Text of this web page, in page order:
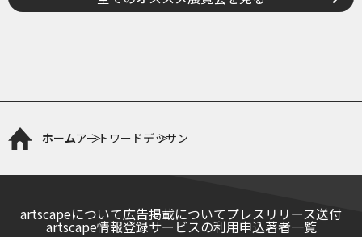
ホームアートワードデッサン
artscapeについて広告掲載についてプレスリリース送付
artscape情報登録サービスの利用申込著者一覧